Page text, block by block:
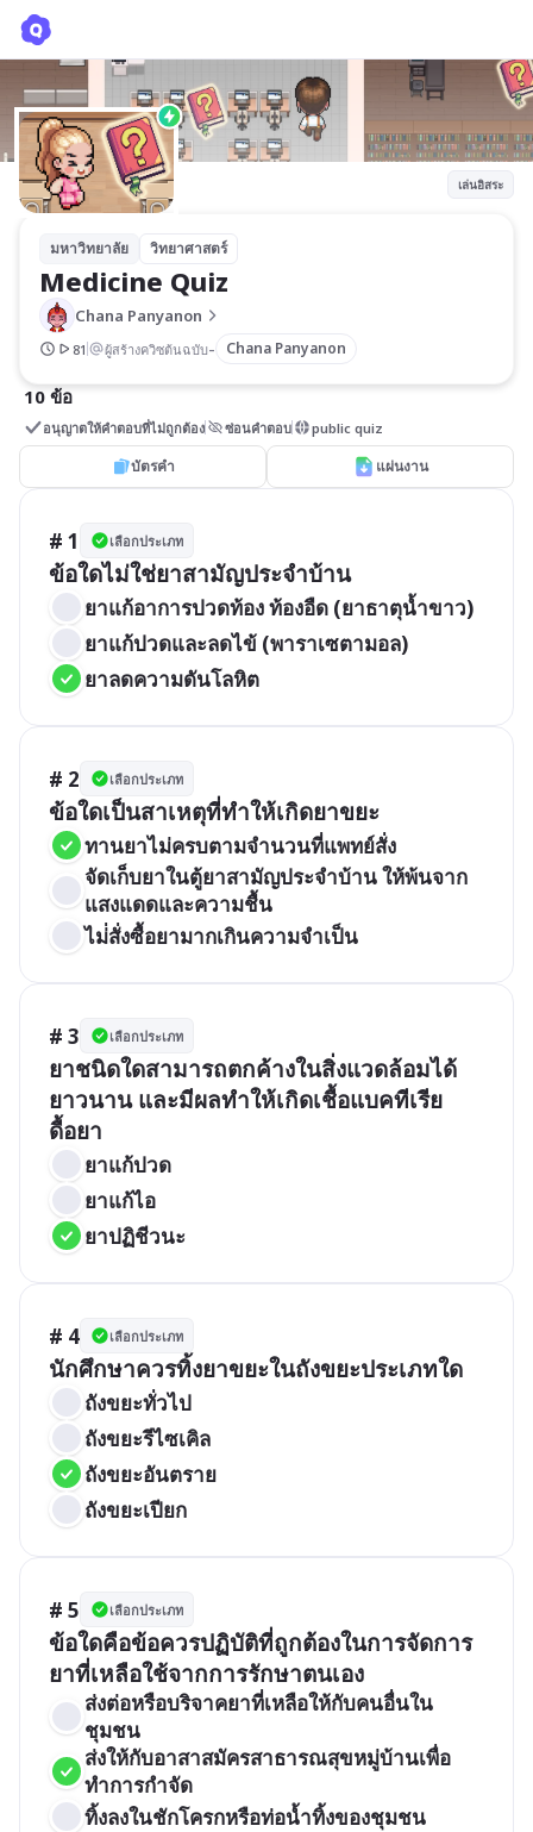
เล่นอิสระ
มหาวิทยาลัย วิทยาศาสตร์
Medicine Quiz
Chana Panyanon
81 ผู้สร้างควิซต้นฉบับ- Chana Panyanon
10 ข้อ
อนุญาตให้คำตอบที่ไม่ถูกต้อง ซ่อนคำตอบ public quiz
บัตรคำ แผ่นงาน
# 1 เลือกประเภท
ข้อใดไม่ใช่ยาสามัญประจำบ้าน
ยาแก้อาการปวดท้อง ท้องอืด (ยาธาตุน้ำขาว)
ยาแก้ปวดและลดไข้ (พาราเซตามอล)
ยาลดความดันโลหิต
# 2 เลือกประเภท
ข้อใดเป็นสาเหตุที่ทำให้เกิดยาขยะ
ทานยาไม่ครบตามจำนวนที่แพทย์สั่ง
จัดเก็บยาในตู้ยาสามัญประจำบ้าน ให้พ้นจาก
แสงแดดและความชื้น
ไม่่สั่งซื้อยามากเกินความจำเป็น
# 3 เลือกประเภท
ยาชนิดใดสามารถตกค้างในสิ่งแวดล้อมได้
ยาวนาน และมีผลทำให้เกิดเชื้อแบคทีเรีย
ดื้อยา
ยาแก้ปวด
ยาแก้ไอ
ยาปฏิชีวนะ
# 4 เลือกประเภท
นักศึกษาควรทิ้งยาขยะในถังขยะประเภทใด
ถังขยะทั่วไป
ถังขยะรีไซเคิล
ถังขยะอันตราย
ถังขยะเปียก
# 5 เลือกประเภท
ข้อใดคือข้อควรปฏิบัติที่ถูกต้องในการจัดการ
ยาที่เหลือใช้จากการรักษาตนเอง
ส่งต่อหรือบริจาคยาที่เหลือให้กับคนอื่นใน
ชุมชน
ส่งให้กับอาสาสมัครสาธารณสุขหมู่บ้านเพื่อ
ทำการกำจัด
ทิ้งลงในชักโครกหรือท่อน้ำทิ้งของชุมชน